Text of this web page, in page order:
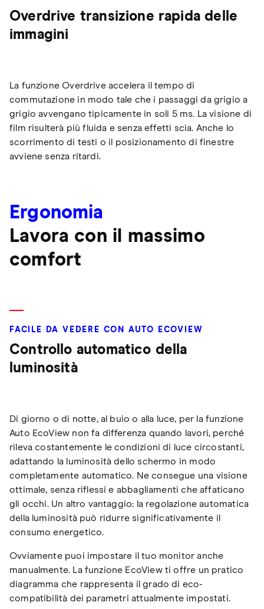
Overdrive transizione rapida delle
immagini
La funzione Overdrive accelera il tempo di
commutazione in modo tale che i passaggi da grigio a
grigio avvengano tipicamente in soli 5 ms. La visione di
film risulterà più fluida e senza effetti scia. Anche lo
scorrimento di testi o il posizionamento di finestre
avviene senza ritardi.
Ergonomia
Lavora con il massimo
comfort
FACILE DA VEDERE CON AUTO ECOVIEW
Controllo automatico della
luminosità
Di giorno o di notte, al buio o alla luce, per la funzione
Auto EcoView non fa differenza quando lavori, perché
rileva costantemente le condizioni di luce circostanti,
adattando la luminosità dello schermo in modo
completamente automatico. Ne consegue una visione
ottimale, senza riflessi e abbagliamenti che affaticano
gli occhi. Un altro vantaggio: la regolazione automatica
della luminosità può ridurre significativamente il
consumo energetico.
Ovviamente puoi impostare il tuo monitor anche
manualmente. La funzione EcoView ti offre un pratico
diagramma che rappresenta il grado di eco-
compatibilità dei parametri attualmente impostati.